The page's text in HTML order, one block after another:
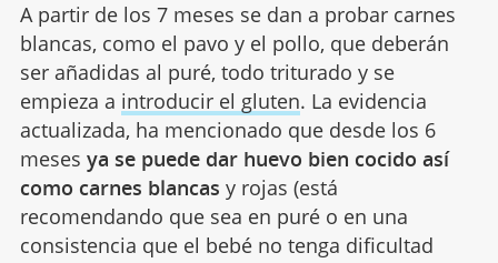
A partir de los 7 meses se dan a probar carnes
blancas, como el pavo y el pollo, que deberán
ser añadidas al puré, todo triturado y se
empieza a introducir el gluten. La evidencia
actualizada, ha mencionado que desde los 6
meses ya se puede dar huevo bien cocido así
como carnes blancas y rojas (está
recomendando que sea en puré o en una
consistencia que el bebé no tenga dificultad